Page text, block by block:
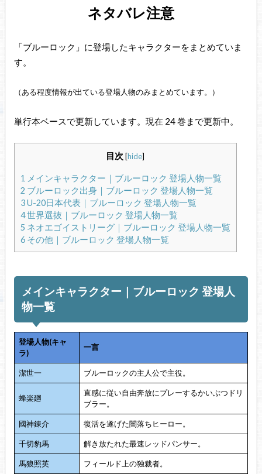
ネタバレ注意
「ブルーロック」に登場したキャラクターをまとめていま
す。
（ある程度情報が出ている登場人物のみまとめています。）
単行本ベースで更新しています。現在 24 巻まで更新中。
目次 [hide]
1 メインキャラクター｜ブルーロック 登場人物一覧
2 ブルーロック出身｜ブルーロック 登場人物一覧
3U-20日本代表｜ブルーロック 登場人物一覧
4世界選抜｜ブルーロック 登場人物一覧
5 ネオエゴイストリーグ｜ブルーロック 登場人物一覧
6その他｜ブルーロック 登場人物一覧
メインキャラクター｜ブルーロック 登場人
物一覧
登場人物(キャ
ラ)
一言
潔世一 ブルーロックの主人公で主役。
蜂楽廻
直感に従い自由奔放にプレーするかいぶつドリ
ブラー。
國神錬介 復活を遂げた闇落ちヒーロー。
千切豹馬 解き放たれた最速レッドパンサー。
馬狼照英 フィールド上の独裁者。